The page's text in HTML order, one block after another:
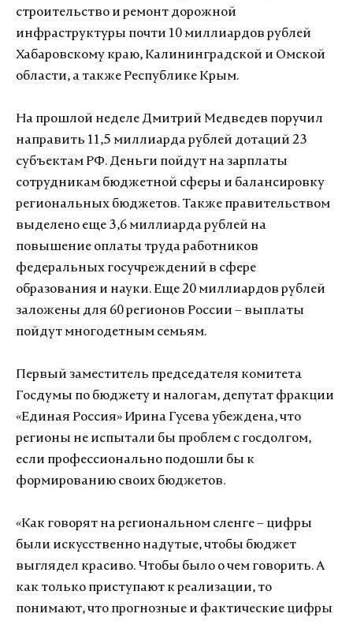
строительство и ремонт дорожной
инфраструктуры почти 10 миллиардов рублей
Хабаровскому краю, Калининградской и Омской
области, а также Республике Крым.
На прошлой неделе Дмитрий Медведев поручил
направить 11,5 миллиарда рублей дотаций 23
субъектам РФ. Деньги пойдут на зарплаты
сотрудникам бюджетной сферы и балансировку
региональных бюджетов. Также правительством
выделено еще 3,6 миллиарда рублей на
повышение оплаты труда работников
федеральных госучреждений в сфере
образования и науки. Еще 20 миллиардов рублей
заложены для 60 регионов России – выплаты
пойдут многодетным семьям.
Первый заместитель председателя комитета
Госдумы по бюджету и налогам, депутат фракции
«Единая Россия» Ирина Гусева убеждена, что
регионы не испытали бы проблем с госдолгом,
если профессионально подошли бы к
формированию своих бюджетов.
«Как говорят на региональном сленге – цифры
были искусственно надутые, чтобы бюджет
выглядел красиво. Чтобы было о чем говорить. А
как только приступают к реализации, то
понимают, что прогнозные и фактические цифры